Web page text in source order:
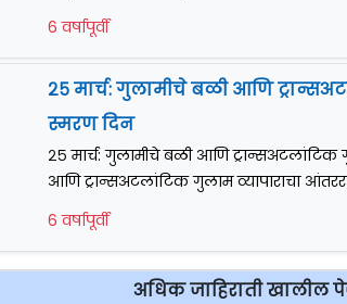
6 वर्षापूर्वी
२५ मार्च: गुलामीचे बळी आणि
स्मरण दिन
२५ मार्च: गुलामीचे बळी आणि ट्रान्सअटलांटिक
आणि ट्रान्सअटलांटिक गुलाम व्यापाराचा
6 वर्षापूर्वी
अधिक जाहिराती खालील